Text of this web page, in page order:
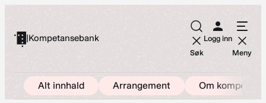
innhold
|Kompetansebank
Søk
Logg inn
Meny
Alt innhald Arrangement Om